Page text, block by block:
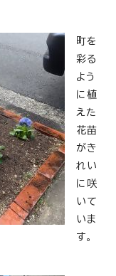
町を
彩る
よう
に植
えた
花苗
がき
れい
に咲
いて
いま
す。